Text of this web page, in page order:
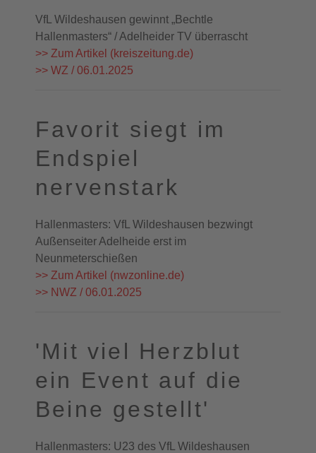
VfL Wildeshausen gewinnt „Bechtle
Hallenmasters“ / Adelheider TV überrascht
>> Zum Artikel (kreiszeitung.de)
>> WZ / 06.01.2025
Favorit siegt im
Endspiel
nervenstark
Hallenmasters: VfL Wildeshausen bezwingt
Außenseiter Adelheide erst im
Neunmeterschießen
>> Zum Artikel (nwzonline.de)
>> NWZ / 06.01.2025
'Mit viel Herzblut
ein Event auf die
Beine gestellt'
Hallenmasters: U23 des VfL Wildeshausen